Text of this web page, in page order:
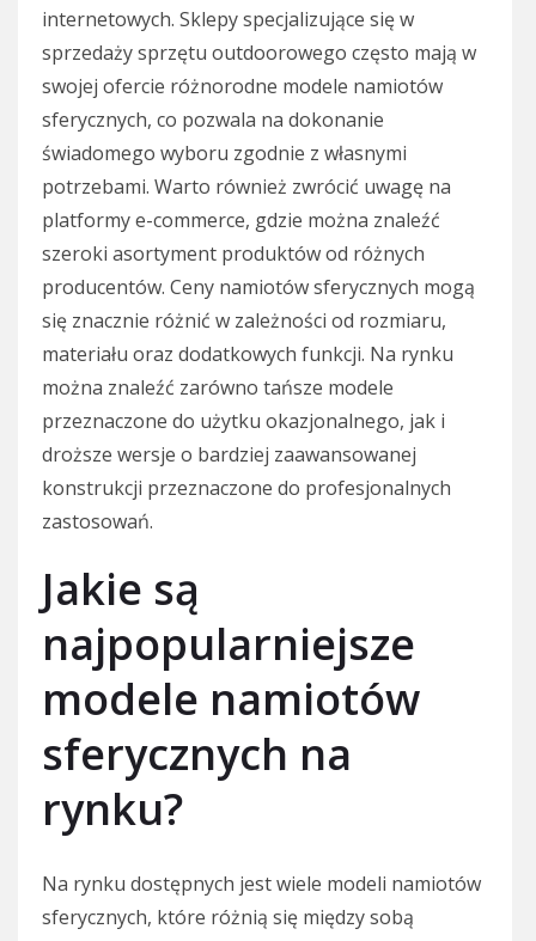
internetowych. Sklepy specjalizujące się w
sprzedaży sprzętu outdoorowego często mają w
swojej ofercie różnorodne modele namiotów
sferycznych, co pozwala na dokonanie
świadomego wyboru zgodnie z własnymi
potrzebami. Warto również zwrócić uwagę na
platformy e-commerce, gdzie można znaleźć
szeroki asortyment produktów od różnych
producentów. Ceny namiotów sferycznych mogą
się znacznie różnić w zależności od rozmiaru,
materiału oraz dodatkowych funkcji. Na rynku
można znaleźć zarówno tańsze modele
przeznaczone do użytku okazjonalnego, jak i
droższe wersje o bardziej zaawansowanej
konstrukcji przeznaczone do profesjonalnych
zastosowań.
Jakie są
najpopularniejsze
modele namiotów
sferycznych na
rynku?
Na rynku dostępnych jest wiele modeli namiotów
sferycznych, które różnią się między sobą